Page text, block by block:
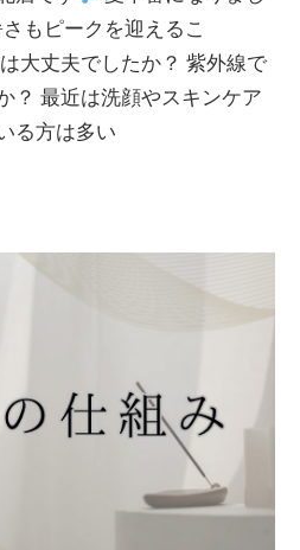
もピークを迎えるこ
大丈夫でしたか？ 紫外線で
？ 最近は洗顔やスキンケア
る方は多い